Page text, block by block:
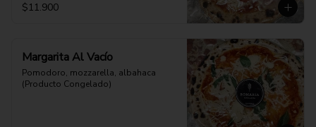
$11.900
Margarita Al Vacío
Pomodoro, mozzarella, albahaca
(Producto Congelado)